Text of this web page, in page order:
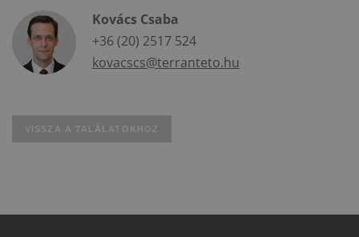
Kovács Csaba
+36 (20) 2517 524
kovacscs@terranteto.hu
VISSZA A TALÁLATOKHOZ